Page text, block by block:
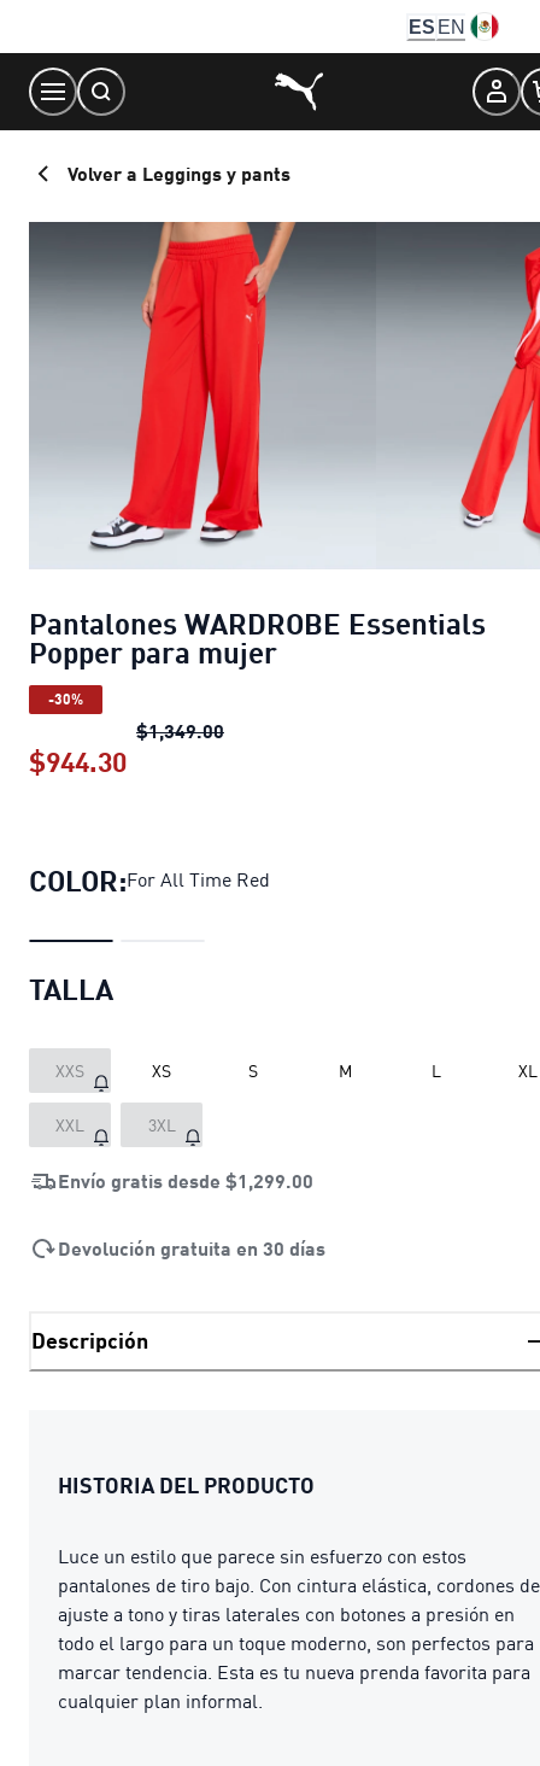
Content
ES EN
Volver a Leggings y pants
Pantalones WARDROBE Essentials
Popper para mujer
-30%
$1,349.00Pantalones WARDROBE
$944.30
COLOR:For All Time Red
TALLA
XXS XS S M L XL
XXL 3XL
Envío gratis desde $1,299.00
Devolución gratuita en 30 días
Descripción
HISTORIA DEL PRODUCTO
Luce un estilo que parece sin esfuerzo con estos
pantalones de tiro bajo. Con cintura elástica, cordones de
ajuste a tono y tiras laterales con botones a presión en
todo el largo para un toque moderno, son perfectos para
marcar tendencia. Esta es tu nueva prenda favorita para
cualquier plan informal.